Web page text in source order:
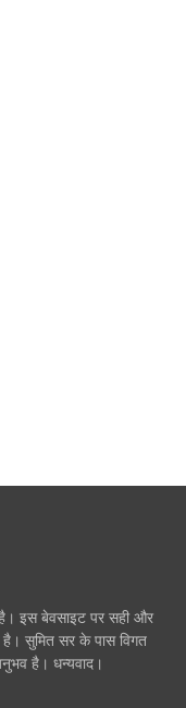
इस बेवसाइट पर सही और
है। सुमित सर के पास विगत
है। धन्यवाद।